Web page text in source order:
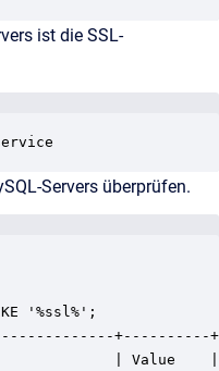
ist die SSL-
Servers überprüfen.
'%ssl%';
+----------+
| Value    |